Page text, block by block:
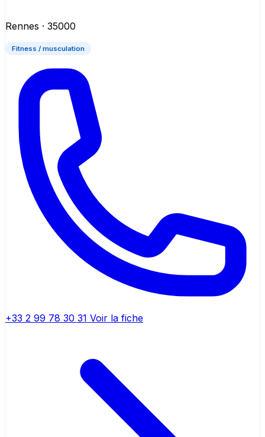
Rennes · 35000
Fitness / musculation
+33 2 99 78 30 31 Voir la fiche